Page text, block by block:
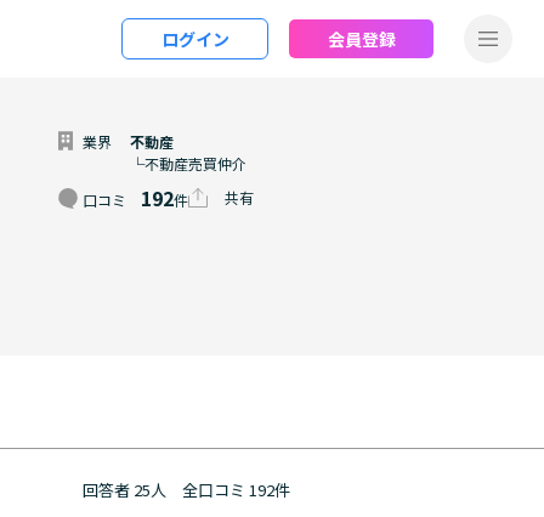
ログイン 会員登録
業界
不動産
└不動産売買仲介
口コミ 192件 共有
回答者 25人 全口コミ 192件